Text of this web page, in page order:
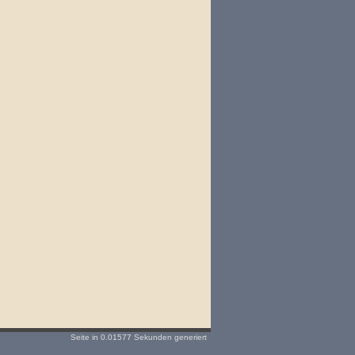
Seite in 0.01577 Sekunden generiert